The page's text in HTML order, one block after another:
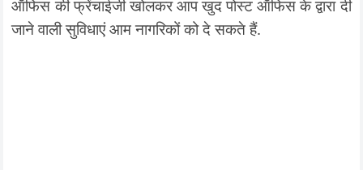
ऑफिस की फ्रेंचाईजी खोलकर आप खुद पोस्ट ऑफिस के द्वारा दी
जाने वाली सुविधाएं आम नागरिकों को दे सकते हैं.